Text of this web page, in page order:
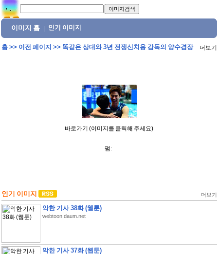
이미지 홈 인기 이미지
홈>> 이전 페이지 >> 똑같은 상대와 3년 전쟁신치용 감독의 양수겸장 더보기
바로가기 (이미지를 클릭해 주세요)
펌:
인기 이미지 더보기
악한 기사 38화 (웹툰)
webtoon.daum.net
악한 기사 37화 (웹툰)